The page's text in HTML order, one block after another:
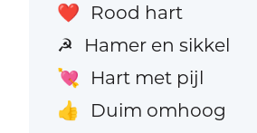
❤️ Rood hart
☭ Hamer en sikkel
💘 Hart met pijl
👍 Duim omhoog